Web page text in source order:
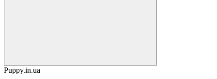
Puppy.in.ua